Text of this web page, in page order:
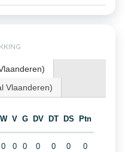
Vlaanderen)
W V G DV DT DS Ptn
0 0 0 0 0 0 0